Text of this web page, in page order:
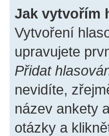
Jak vytvořím
Vytvoření
upravujete
Přidat
nevidíte,
název ankety
otázky a